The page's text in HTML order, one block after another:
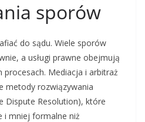
sporów
do sądu. Wiele sporów
a usługi prawne obejmują
Mediacja i arbitraż
metody rozwiązywania
Dispute Resolution), które
i mniej formalne niż